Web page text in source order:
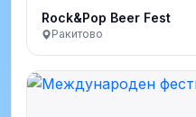
Rock&Pop Beer Fest
Ракитово